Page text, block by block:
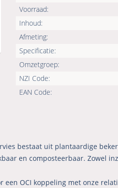
Voorraad:
Inhoud:
Afmeting:
Specificatie:
Omzetgroep:
NZI Code:
EAN Code:
bestaat uit plantaardige
en composteerbaar. Zowel
OCI koppeling met onze